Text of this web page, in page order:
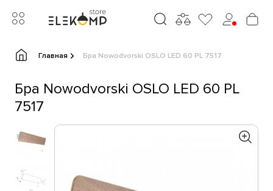
Главная Бра Nowodvorski OSLO LED 60 PL 7517
Бра Nowodvorski OSLO LED 60 PL
7517